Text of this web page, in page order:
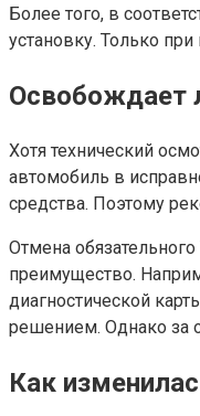
Более того, в
установку. Только
Освобождает
Хотя технический
автомобиль в
средства. Поэтому
Отмена
преимущество.
диагностической
решением. Однако за
Как